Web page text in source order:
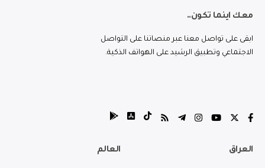
معك اينما تكون..
ابقى على تواصل معنا عبر منصاتنا على التواصل
الاجتماعي وتطبيق الرشيد على الهواتف الذكية.
العراق العالم